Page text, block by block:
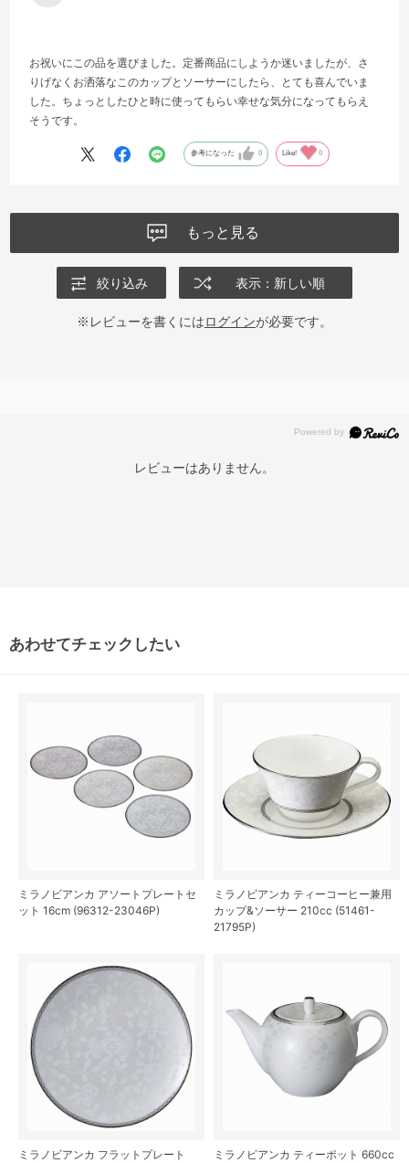
お祝いにこの品を選びました。定番商品にしようか迷いましたが、さ
りげなくお洒落なこのカップとソーサーにしたら、とても喜んでいま
した。ちょっとしたひと時に使ってもらい幸せな気分になってもらえ
そうです。
参考になった 0 Like! 0
もっと見る
絞り込み 表示：新しい順
※レビューを書くにはログインが必要です。
レビューはありません。
あわせてチェックしたい
ミラノビアンカ アソートプレートセ
ット 16cm (96312-23046P)
ミラノビアンカ ティーコーヒー兼用
カップ&ソーサー 210cc (51461-
21795P)
ミラノビアンカ フラットプレート
ミラノビアンカ ティーポット 660cc